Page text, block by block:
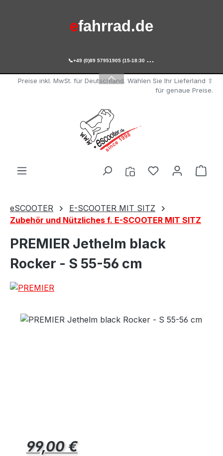
escooter.de
efahrrad.de

+49 (0)89 57951905 (15-18:30 Uhr)
Preise inkl. MwSt. für Deutschland. Wählen Sie Ihr Lieferland ⇧
für genaue Preise.
Du hast 0
eSCOOTER
E-SCOOTER MIT SITZ
Zubehör und Nützliches f. E-SCOOTER MIT SITZ
PREMIER Jethelm black
Rocker - S 55-56 cm
Regulärer Preis:
99,00 €